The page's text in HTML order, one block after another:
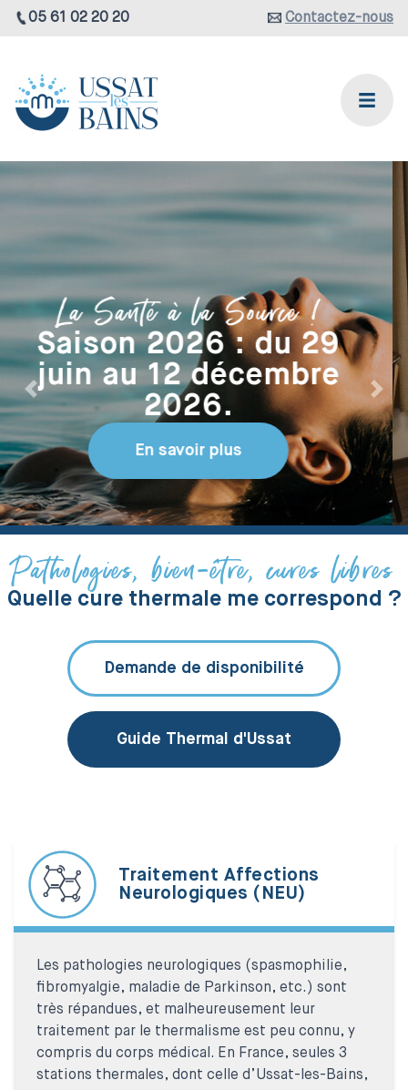
05 61 02 20 20 Contactez-nous
Hébergements du
Domaine thermal
Les Résidences
Thermales
Consultez
Précédent
Pathologies, bien-être, cures libres
Quelle cure thermale me correspond ?
Demande de disponibilité
Guide Thermal d'Ussat
Traitement Affections
Neurologiques (NEU)
Les pathologies neurologiques (spasmophilie,
fibromyalgie, maladie de Parkinson, etc.) sont
très répandues, et malheureusement leur
traitement par le thermalisme est peu connu, y
compris du corps médical. En France, seules 3
stations thermales, dont celle d’Ussat-les-Bains,